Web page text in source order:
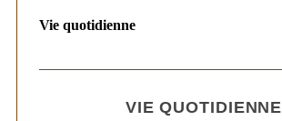
Vie quotidienne
VIE QUOTIDIENNE